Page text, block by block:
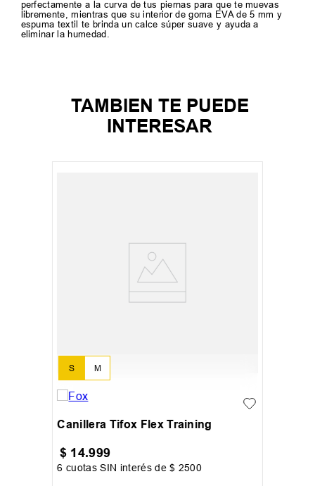
perfectamente a la curva de tus piernas para que te muevas
libremente, mientras que su interior de goma EVA de 5 mm y
espuma textil te brinda un calce súper suave y ayuda a
eliminar la humedad.
TAMBIEN TE PUEDE
INTERESAR
S M
Canillera Tifox Flex Training
$ 14.999
6 cuotas SIN interés de$ 2500